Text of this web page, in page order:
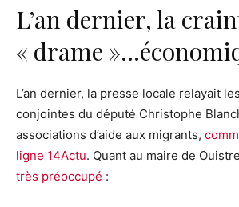
L’an dernier, la
« drame
L’an dernier, la presse locale relayait
conjointes du député Christophe
associations d’aide aux migrants,
ligne 14Actu. Quant au maire de
très préoccupé :